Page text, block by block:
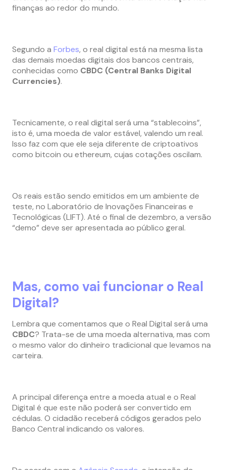
finanças ao redor do mundo.
Segundo a Forbes, ​​o real digital está na mesma lista
das demais moedas digitais dos bancos centrais,
conhecidas como CBDC (Central Banks Digital
Currencies).
Tecnicamente, o real digital será uma “stablecoins”,
isto é, uma moeda de valor estável, valendo um real.
Isso faz com que ele seja diferente de criptoativos
como bitcoin ou ethereum, cujas cotações oscilam.
Os reais estão sendo emitidos em um ambiente de
teste, no Laboratório de Inovações Financeiras e
Tecnológicas (LIFT). Até o final de dezembro, a versão
“demo” deve ser apresentada ao público geral.
Mas, como vai funcionar o Real
Digital?
Lembra que comentamos que o Real Digital será uma
CBDC? Trata-se de uma moeda alternativa, mas com
o mesmo valor do dinheiro tradicional que levamos na
carteira.
A principal diferença entre a moeda atual e o Real
Digital é que este não poderá ser convertido em
cédulas. O cidadão receberá códigos gerados pelo
Banco Central indicando os valores.